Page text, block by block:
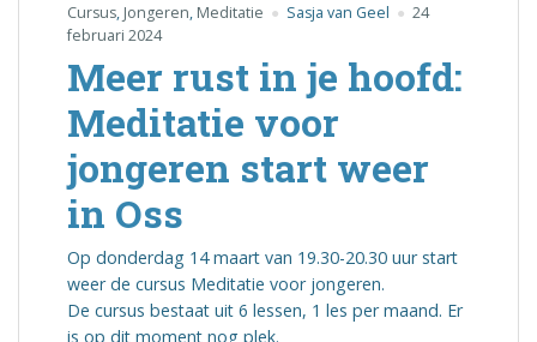
Cursus, Jongeren, Meditatie Sasja van Geel
24
februari 2024
Meer rust in je hoofd:
Meditatie voor
jongeren start weer
in Oss
Op donderdag 14 maart van 19.30-20.30 uur start
weer de cursus Meditatie voor jongeren.
De cursus bestaat uit 6 lessen, 1 les per maand. Er
is op dit moment nog plek.